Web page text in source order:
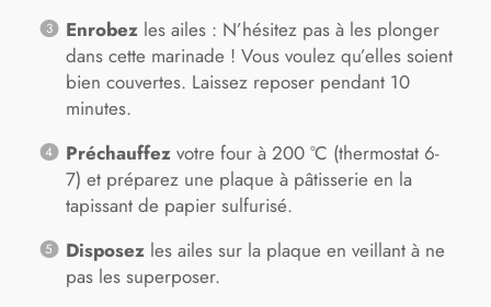
Enrobezles ailes : N’hésitez pas à les plonger
dans cette marinade ! Vous voulez qu’elles soient
bien couvertes. Laissez reposer pendant 10
minutes.
Préchauffezvotre four à 200 °C (thermostat 6-
7) et préparez une plaque à pâtisserie en la
tapissant de papier sulfurisé.
Disposezles ailes sur la plaque en veillant à ne
pas les superposer.